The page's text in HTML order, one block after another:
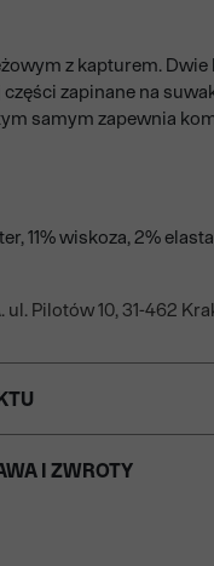
z kapturem.
zapinane na
samym zapewnia
11% wiskoza, 2%
ul. Pilotów 10, 31-462
I ZWROTY